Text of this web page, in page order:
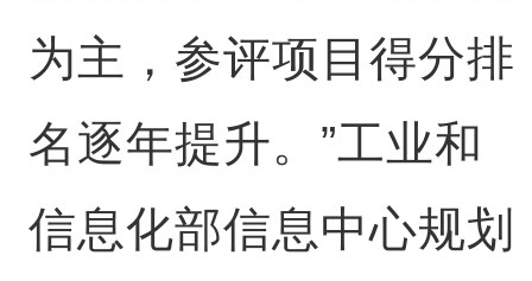
为主，参评项目得分排
名逐年提升。”工业和
信息化部信息中心规划